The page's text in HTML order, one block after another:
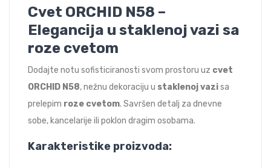
Cvet ORCHID N58 –
Elegancija u staklenoj vazi sa
roze cvetom
Dodajte notu sofisticiranosti svom prostoru uz cvet
ORCHID N58, nežnu dekoraciju u staklenoj vazisa
prelepim roze cvetom. Savršen detalj za dnevne
sobe, kancelarije ili poklon dragim osobama.
Karakteristike proizvoda: